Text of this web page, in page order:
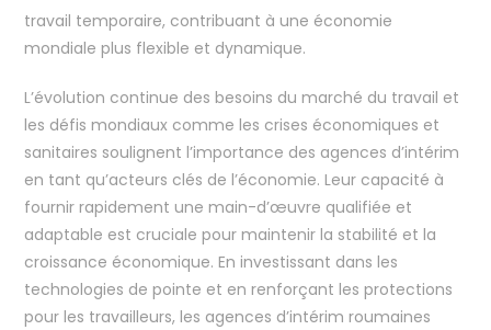
travail temporaire, contribuant à une économie
mondiale plus flexible et dynamique.
L’évolution continue des besoins du marché du travail et
les défis mondiaux comme les crises économiques et
sanitaires soulignent l’importance des agences d’intérim
en tant qu’acteurs clés de l’économie. Leur capacité à
fournir rapidement une main-d’œuvre qualifiée et
adaptable est cruciale pour maintenir la stabilité et la
croissance économique. En investissant dans les
technologies de pointe et en renforçant les protections
pour les travailleurs, les agences d’intérim roumaines